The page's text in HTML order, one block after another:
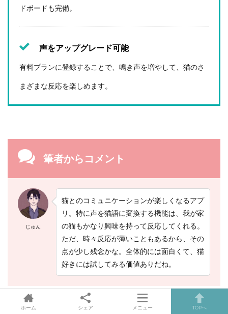
ドボードも完備。
声をアップグレード可能
有料プランに登録することで、鳴き声を増やして、猫のさ
まざまな反応を楽しめます。
筆者からコメント
じゅん
猫とのコミュニケーションが楽しくなるアプ
リ。特に声を猫語に変換する機能は、我が家
の猫もかなり興味を持って反応してくれる。
ただ、時々反応が薄いこともあるから、その
点が少し残念かな。全体的には面白くて、猫
好きには試してみる価値ありだね。
ホーム シェア メニュー TOPへ